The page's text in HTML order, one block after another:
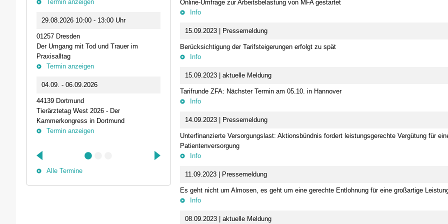
Online-Umfrage zur Arbeitsbelastung von MFA gestartet
Info
15.09.2023 | Pressemeldung
Berücksichtigung der Tarifsteigerungen erfolgt zu spät
Info
15.09.2023 | aktuelle Meldung
Tarifrunde ZFA: Nächster Termin am 05.10. in Hannover
Info
14.09.2023 | Pressemeldung
Unterfinanzierte Versorgungslast: Aktionsbündnis fordert leistungsgerechte Vergütung für
Patientenversorgung
Info
11.09.2023 | Pressemeldung
Es geht nicht um Almosen, es geht um eine gerechte Entlohnung für eine großartige
Info
08.09.2023 | aktuelle Meldung
Termin anzeigen
29.08.2026 10:00 - 13:00 Uhr
01257 Dresden
Der Umgang mit Tod und Trauer im
Praxisalltag
Termin anzeigen
04.09. - 06.09.2026
44139 Dortmund
Tierärztetag West 2026 - Der
Kammerkongress in Dortmund
Termin anzeigen
23.09.2026 15:00 - 16:30 Uhr
Live-Online Seminar
IQN: Neue Impulse für den Praxisalltag:
Fehler passieren – Umgang mit Fehlern
und die Bedeutung von CIRS-NRW
74405 Gaildorf
Somatische Regulation für
Termin anzeigen
DVG-Vet-Congress 2026
Alle Termine